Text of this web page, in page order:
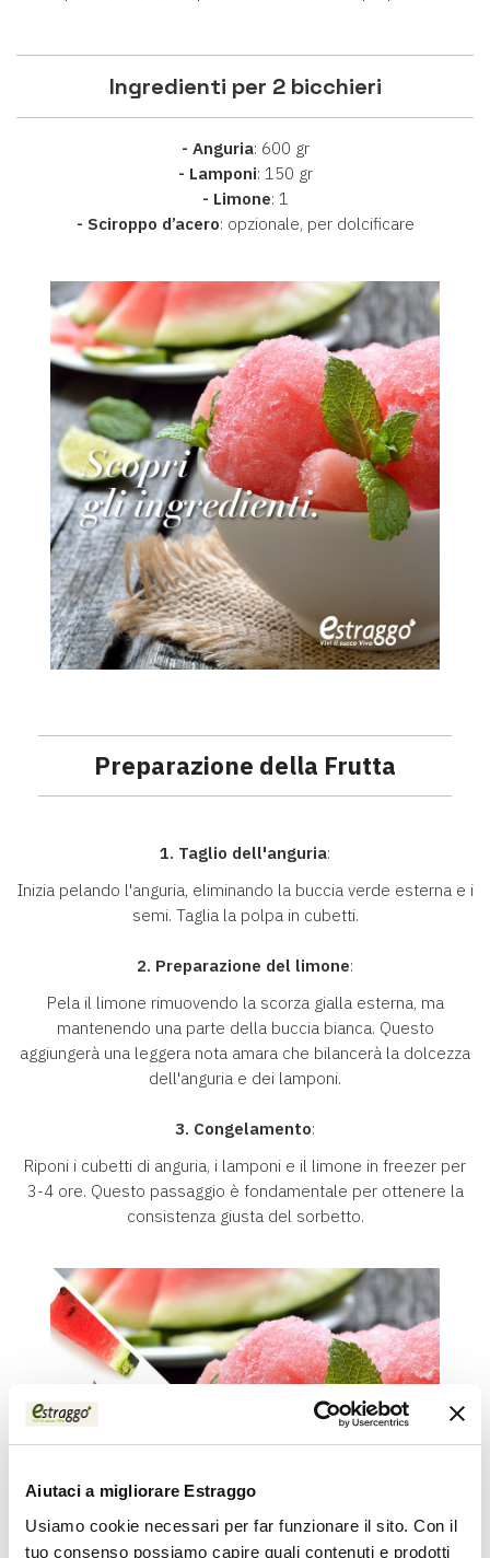
Aiutaci a migliorare Estraggo
Usiamo cookie necessari per far funzionare il sito. Con il
tuo consenso possiamo capire quali contenuti e prodotti
Ingredienti per 2 bicchieri
- Anguria: 600 gr
- Lamponi: 150 gr
- Limone: 1
- Sciroppo d’acero: opzionale, per dolcificare
Preparazione della Frutta
1. Taglio dell'anguria:
Inizia pelando l'anguria, eliminando la buccia verde esterna e i
semi. Taglia la polpa in cubetti.
2. Preparazione del limone:
Pela il limone rimuovendo la scorza gialla esterna, ma
mantenendo una parte della buccia bianca. Questo
aggiungerà una leggera nota amara che bilancerà la dolcezza
dell'anguria e dei lamponi.
3. Congelamento:
Riponi i cubetti di anguria, i lamponi e il limone in freezer per
3-4 ore. Questo passaggio è fondamentale per ottenere la
consistenza giusta del sorbetto.